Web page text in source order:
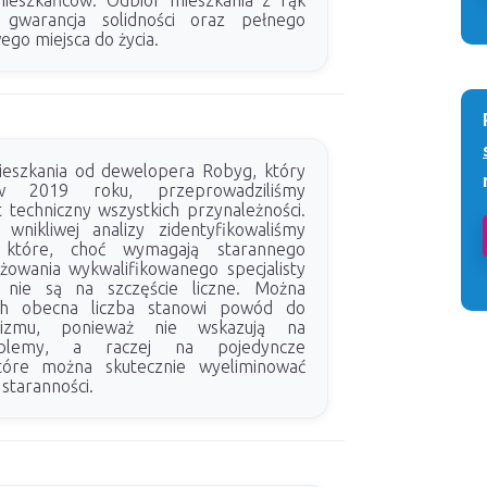
solidności oraz pełnego
miejsca do życia.
od dewelopera Robyg, który
2019 roku, przeprowadziliśmy
techniczny wszystkich przynależności.
analizy zidentyfikowaliśmy
choć wymagają starannego
wykwalifikowanego specjalisty
nie są na szczęście liczne. Można
obecna liczba stanowi powód do
ponieważ nie wskazują na
a raczej na pojedyncze
można skutecznie wyeliminować